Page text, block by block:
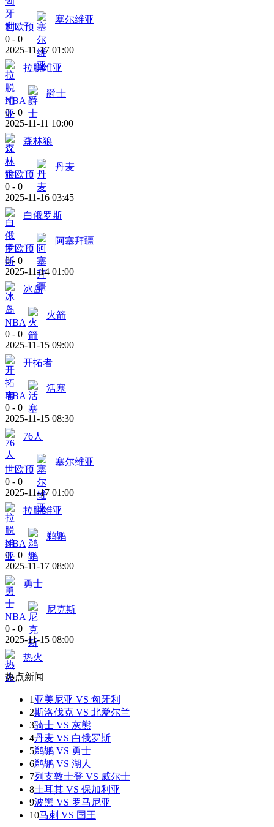
世欧预
塞尔维亚
0 - 0
2025-11-17 01:00
拉脱维亚
NBA
爵士
0 - 0
2025-11-11 10:00
森林狼
世欧预
丹麦
0 - 0
2025-11-16 03:45
白俄罗斯
世欧预
阿塞拜疆
0 - 0
2025-11-14 01:00
冰岛
NBA
火箭
0 - 0
2025-11-15 09:00
开拓者
NBA
活塞
0 - 0
2025-11-15 08:30
76人
世欧预
塞尔维亚
0 - 0
2025-11-17 01:00
拉脱维亚
NBA
鹈鹕
0 - 0
2025-11-17 08:00
勇士
NBA
尼克斯
0 - 0
2025-11-15 08:00
热火
热点新闻
1 亚美尼亚 VS 匈牙利
2斯洛伐克 VS 北爱尔兰
3骑士 VS 灰熊
4丹麦 VS 白俄罗斯
5鹈鹕 VS 勇士
6鹈鹕 VS 湖人
7列支敦士登 VS 威尔士
8土耳其 VS 保加利亚
9波黑 VS 罗马尼亚
10马刺 VS 国王